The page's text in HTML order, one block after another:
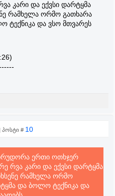
კარი და ექვსი დარტყმა
რამხელა ორმო გათხარა
ტექნიკა და ვსო მთვარეს
პოსტი # 10
ერთი ოთხჯერ
რვა კარი და ექვსი დარტყმა
რამხელა ორმო
და ბოლო ტექნიკა და